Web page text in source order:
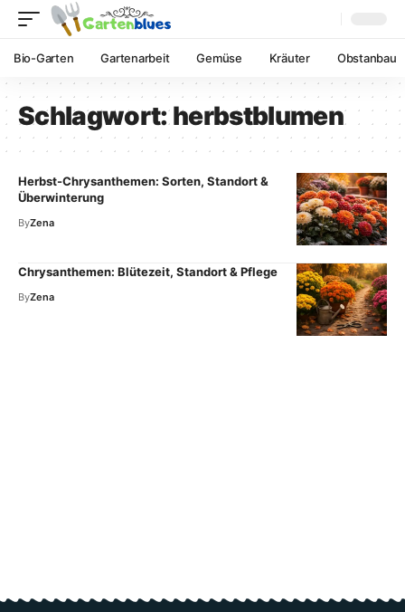
Bio-Garten Gartenarbeit Gemüse Kräuter Obstanbau
Schlagwort:herbstblumen
Herbst-Chrysanthemen: Sorten, Standort &
Überwinterung
ByZena
Chrysanthemen: Blütezeit, Standort & Pflege
ByZena